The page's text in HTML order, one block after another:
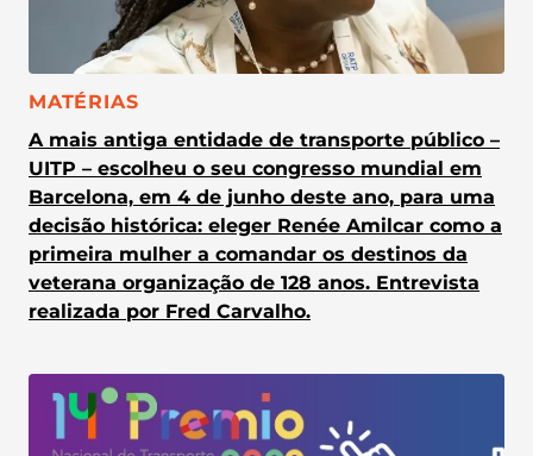
CATEGORIA:
MATÉRIAS
A mais antiga entidade de transporte público –
UITP – escolheu o seu congresso mundial em
Barcelona, em 4 de junho deste ano, para uma
decisão histórica: eleger Renée Amilcar como a
primeira mulher a comandar os destinos da
veterana organização de 128 anos. Entrevista
realizada por Fred Carvalho.